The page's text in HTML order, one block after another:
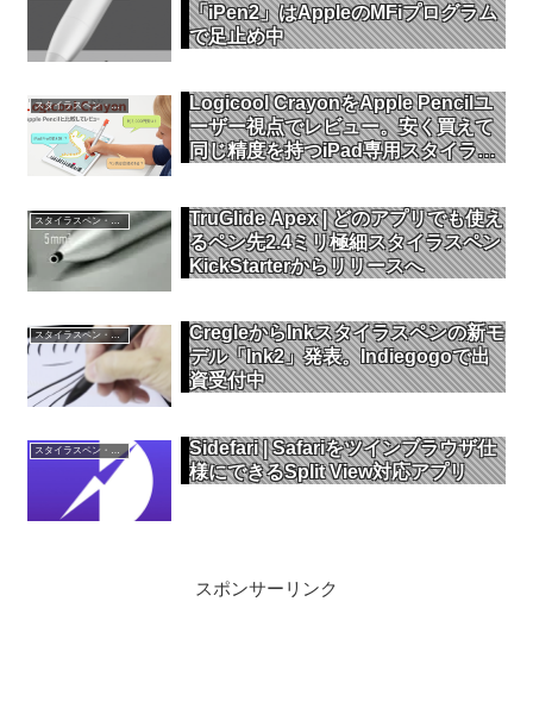
「iPen2」はAppleのMFiプログラム
で足止め中
スタイラスペン・タッチペン
Logicool CrayonをApple Pencilユ
ーザー視点でレビュー。安く買えて
同じ精度を持つiPad専用スタイラス
TruGlide Apex | どのアプリでも使え
るペン先2.4ミリ極細スタイラスペン
KickStarterからリリースへ
スタイラスペン・タッチペン
CregleからInkスタイラスペンの新モ
デル「Ink2」発表。Indiegogoで出
資受付中
Sidefari | Safariをツインブラウザ仕
様にできるSplit View対応アプリ
スポンサーリンク